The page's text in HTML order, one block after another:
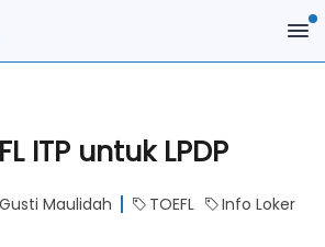
ITP untuk LPDP
Gusti Maulidah TOEFL Info Loker